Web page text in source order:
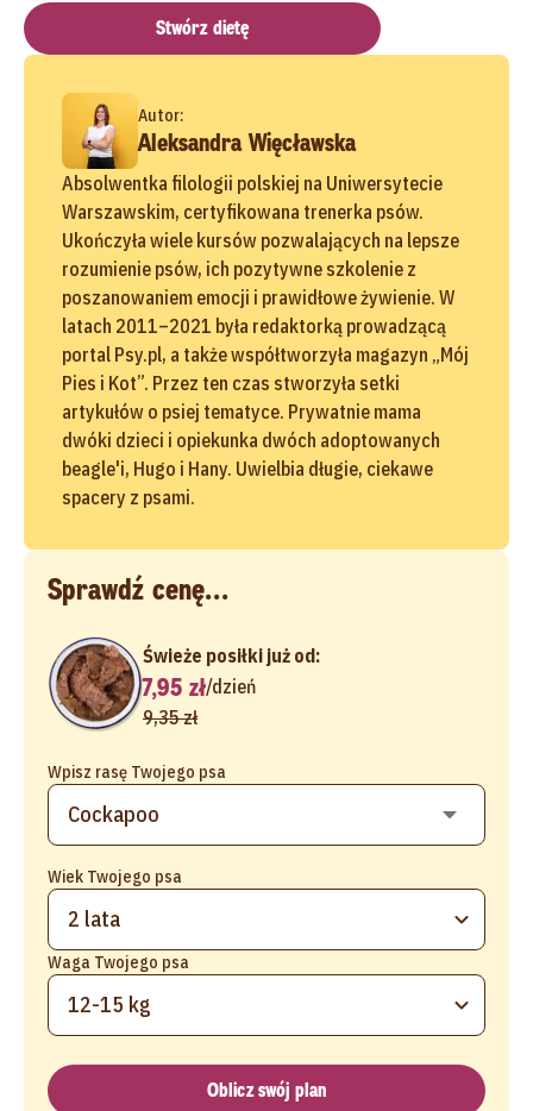
Stwórz dietę
Autor:
Aleksandra Więcławska
Absolwentka filologii polskiej na Uniwersytecie
Warszawskim, certyfikowana trenerka psów.
Ukończyła wiele kursów pozwalających na lepsze
rozumienie psów, ich pozytywne szkolenie z
poszanowaniem emocji i prawidłowe żywienie. W
latach 2011–2021 była redaktorką prowadzącą
portal Psy.pl, a także współtworzyła magazyn „Mój
Pies i Kot”. Przez ten czas stworzyła setki
artykułów o psiej tematyce. Prywatnie mama
dwóki dzieci i opiekunka dwóch adoptowanych
beagle'i, Hugo i Hany. Uwielbia długie, ciekawe
spacery z psami.
Sprawdź cenę...
Wpisz rasę Twojego psa
Wiek Twojego psa
2 lata
Waga Twojego psa
12-15 kg
Świeże posiłki już od:
7,95 zł/dzień
9,35 zł
Oblicz swój plan